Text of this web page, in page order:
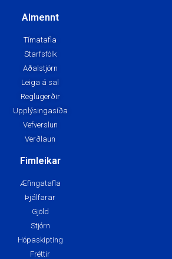
Almennt
Tímatafla
Starfsfólk
Aðalstjórn
Leiga á sal
Reglugerðir
Upplýsingasíða
Vefverslun
Verðlaun
Fimleikar
Æfingatafla
Þjálfarar
Gjöld
Stjórn
Hópaskipting
Fréttir